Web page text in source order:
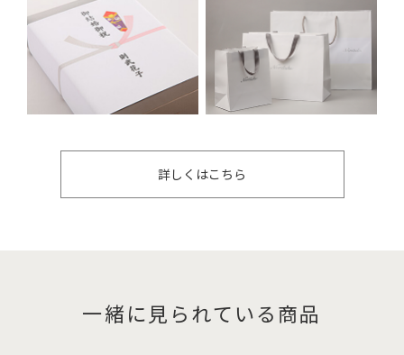
詳しくはこちら
一緒に見られている商品